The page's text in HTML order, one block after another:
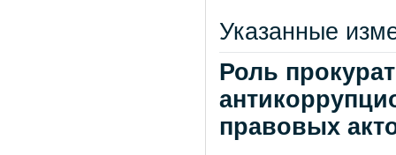
Указанные
Роль
правовых